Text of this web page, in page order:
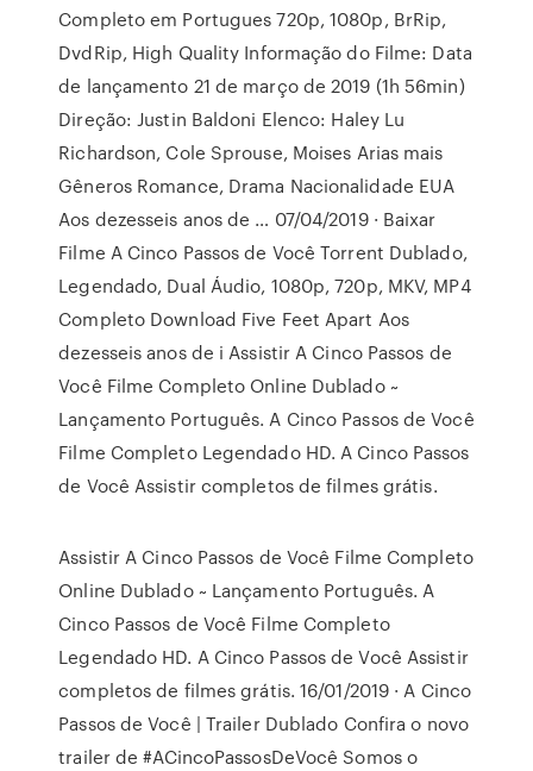
Completo em Portugues 720p, 1080p, BrRip,
DvdRip, High Quality Informação do Filme: Data
de lançamento 21 de março de 2019 (1h 56min)
Direção: Justin Baldoni Elenco: Haley Lu
Richardson, Cole Sprouse, Moises Arias mais
Gêneros Romance, Drama Nacionalidade EUA
Aos dezesseis anos de … 07/04/2019 · Baixar
Filme A Cinco Passos de Você Torrent Dublado,
Legendado, Dual Áudio, 1080p, 720p, MKV, MP4
Completo Download Five Feet Apart Aos
dezesseis anos de i Assistir A Cinco Passos de
Você Filme Completo Online Dublado ~
Lançamento Português. A Cinco Passos de Você
Filme Completo Legendado HD. A Cinco Passos
de Você Assistir completos de filmes grátis.
Assistir A Cinco Passos de Você Filme Completo
Online Dublado ~ Lançamento Português. A
Cinco Passos de Você Filme Completo
Legendado HD. A Cinco Passos de Você Assistir
completos de filmes grátis. 16/01/2019 · A Cinco
Passos de Você | Trailer Dublado Confira o novo
trailer de #ACincoPassosDeVocê Somos o